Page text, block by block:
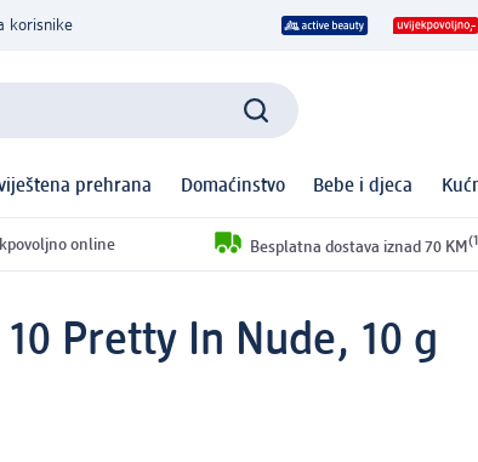
korisnike
prehrana Domaćinstvo Bebe i djeca
online Besplatna dostava iznad 70 KM
Pretty In Nude, 10 g